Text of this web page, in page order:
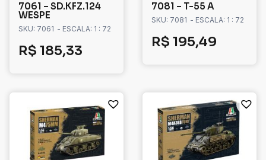
7061 – SD.KFZ.124
WESPE
SKU: 7061 - ESCALA: 1 : 72
R$ 185,33
7081 – T-55 A
SKU: 7081 - ESCALA: 1 : 72
R$ 195,49